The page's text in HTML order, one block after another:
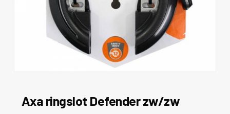
Axa ringslot Defender zw/zw